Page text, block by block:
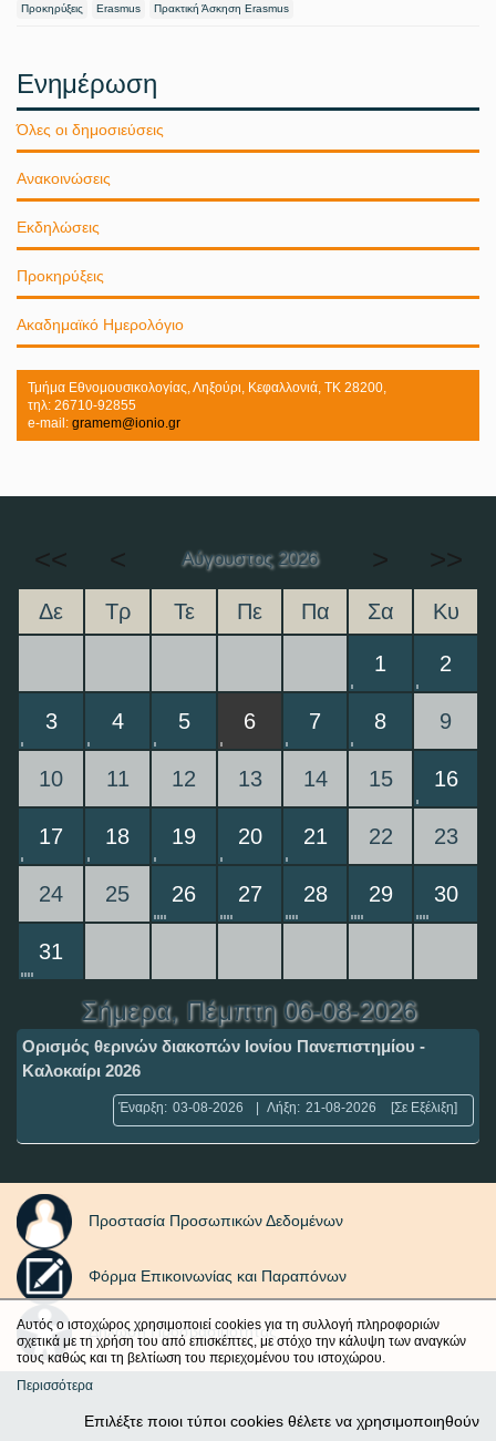
Προκηρύξεις Erasmus Πρακτική Άσκηση Erasmus
Ενημέρωση
Όλες οι δημοσιεύσεις
Ανακοινώσεις
Εκδηλώσεις
Προκηρύξεις
Ακαδημαϊκό Ημερολόγιο
Τμήμα Εθνομουσικολογίας, Ληξούρι, Κεφαλλονιά, ΤΚ 28200,
τηλ: 26710-92855
e-mail: gramem@ionio.gr
<< < Αύγουστος 2026 > >>
Δε Τρ Τε Πε Πα Σα Κυ
1 2
3 4 5 6 7 8 9
10 11 12 13 14 15 16
17 18 19 20 21 22 23
24 25 26 27 28 29 30
31
Σήμερα, Πέμπτη 06-08-2026
Ορισμός θερινών διακοπών Ιονίου Πανεπιστημίου -
Καλοκαίρι 2026
Έναρξη: 03-08-2026 | Λήξη: 21-08-2026 [Σε Εξέλιξη]
Προστασία Προσωπικών Δεδομένων
Φόρμα Επικοινωνίας και Παραπόνων
Δήλωση Προσβασιμότητας
Αυτός ο ιστοχώρος χρησιμοποιεί cookies για τη συλλογή πληροφοριών
σχετικά με τη χρήση του από επισκέπτες, με στόχο την κάλυψη των αναγκών
τους καθώς και τη βελτίωση του περιεχομένου του ιστοχώρου.
Περισσότερα
Επιλέξτε ποιοι τύποι cookies θέλετε να χρησιμοποιηθούν